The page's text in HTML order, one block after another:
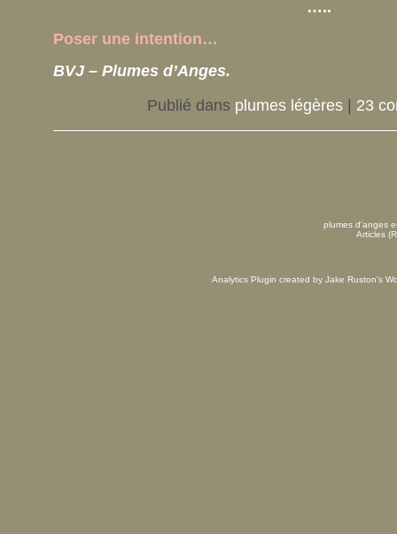
…..
Poser une intention…
BVJ – Plumes d’Anges.
Publié dans plumes légères| 23
plumes d'anges
Articles
Analytics Plugin created by Jake Ruston's